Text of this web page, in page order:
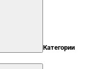
Категории